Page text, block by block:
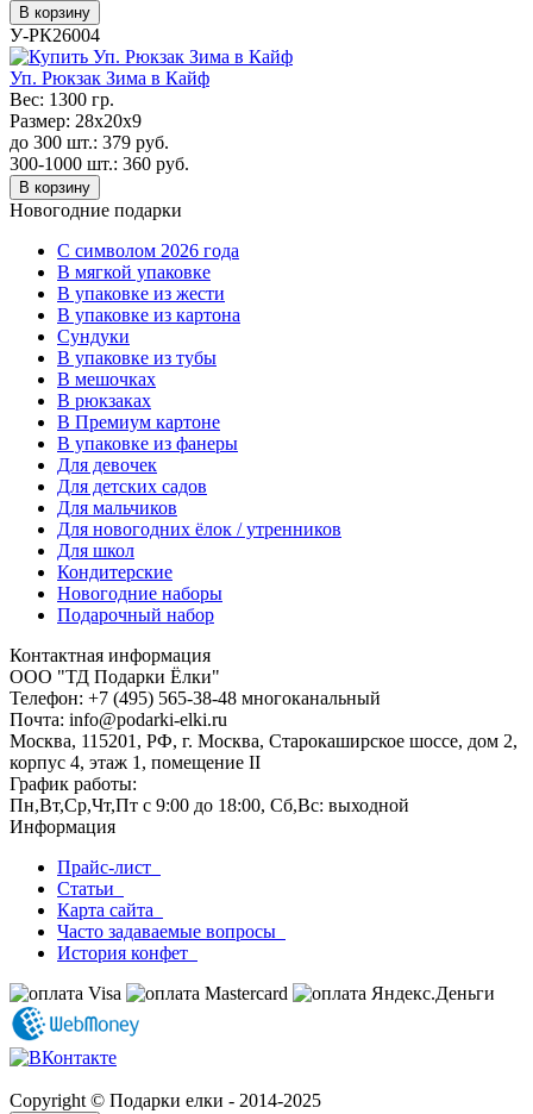
В корзину
У-РК26004
Уп. Рюкзак Зима в Кайф
Вес: 1300 гр.
Размер: 28х20x9
до 300 шт.: 379 руб.
300-1000 шт.: 360 руб.
В корзину
Новогодние подарки
C символом 2026 года
В мягкой упаковке
В упаковке из жести
В упаковке из картона
Сундуки
В упаковке из тубы
В мешочках
В рюкзаках
В Премиум картоне
В упаковке из фанеры
Для девочек
Для детских садов
Для мальчиков
Для новогодних ёлок / утренников
Для школ
Кондитерские
Новогодние наборы
Подарочный набор
Контактная информация
ООО "ТД Подарки Ёлки"
Телефон: +7 (495) 565-38-48 многоканальный
Почта: info@podarki-elki.ru
Москва, 115201, РФ, г. Москва, Старокаширское шоссе, дом 2,
корпус 4, этаж 1, помещение II
График работы:
Пн,Вт,Ср,Чт,Пт с 9:00 до 18:00, Сб,Вс: выходной
Информация
Прайс-лист
Статьи
Карта сайта
Часто задаваемые вопросы
История конфет
Copyright © Подарки елки - 2014-2025